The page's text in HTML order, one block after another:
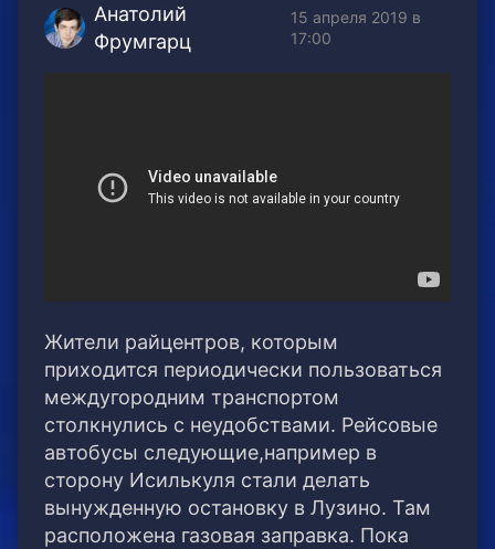
Анатолий
Фрумгарц
15 апреля 2019 в
17:00
Жители райцентров, которым
приходится периодически пользоваться
междугородним транспортом
столкнулись с неудобствами. Рейсовые
автобусы следующие,например в
сторону Исилькуля стали делать
вынужденную остановку в Лузино. Там
расположена газовая заправка. Пока